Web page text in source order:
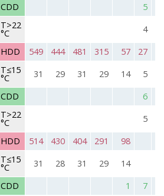
CDD
5
T>22
°C 4
HDD 549 444 481 315 57
27
T≤15
°C 31 29 31 29 14
5
CDD
6
T>22
°C 5
HDD 514 430 404 291
98
T≤15
°C 31 28 31 29
14
CDD
1
7